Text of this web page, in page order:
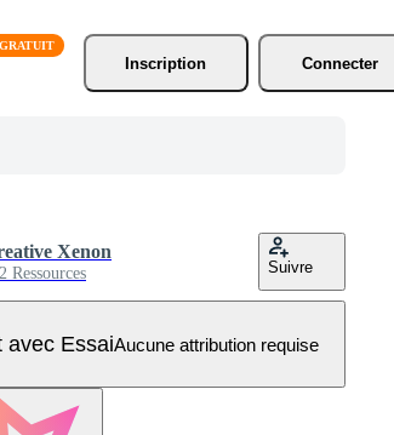
Inscription
Connecter
Xenon
Ressources Suivre
avec EssaiAucune attribution requise